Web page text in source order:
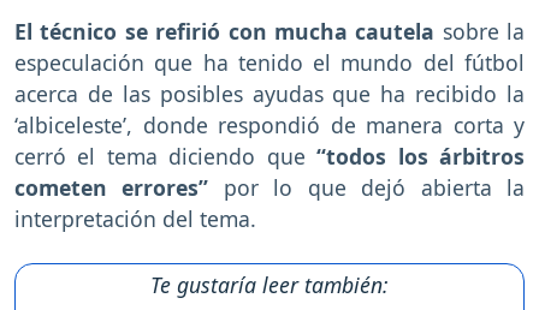
El técnico se refirió con mucha cautela sobre la
especulación que ha tenido el mundo del fútbol
acerca de las posibles ayudas que ha recibido la
‘albiceleste’, donde respondió de manera corta y
cerró el tema diciendo que“todos los árbitros
cometen errores” por lo que dejó abierta la
interpretación del tema.
Te gustaría leer también: